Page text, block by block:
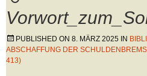
PUBLISHED ON 8. MÄRZ 2025 IN
ABSCHAFFUNG DER
413)